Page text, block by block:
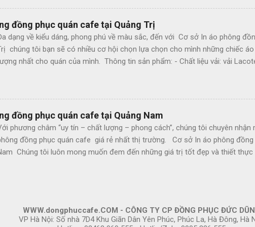
phai màu - Cắt hàng kỹ, may đẹp, bền chắc Cơ sở In áo phông đồng
các loại áo phông đồng phục quán cafe chúng tôi còn cung cấp thêm
Mũ bếp - Mũ lưỡi trai - Tạp dề - Khăn bàn Cơ sở In áo phông đồng phục
của chúng tôi khẳng định: - Luôn đi đầu về chất lượng. - Giá cả cạnh tranh
đơn hàng. - Đội ngũ nhân viên tư vấn chuyên nghiệp. - Luôn có nhữ...
đồng phục quán cafe tại Quảng Trị
dạng về kiểu dáng, phong phú về màu sắc, đến với Cơ sở In áo phông
chúng tôi bạn sẽ có nhiều cơ hội chọn lựa chọn cho mình những chiếc
nhất cho quán của mình. Thông tin sản phẩm: - Chất liệu vải: vải
- Hình thức cắt may: may đo, theo size - Dáng rộng vừa, có nhiều size lựa
- Cắt hàng kỹ, may đẹp, bền chắc Cơ sở In áo phông đồng phục quán
áo phông đồng phục quán cafe chúng tôi còn cung cấp thêm các sản
Mũ lưỡi trai - Tạp dề - Khăn bàn Cơ sở In áo phông đồng phục quán cafe tại
cầu, vui lòng liên hệ, chúng tôi sẽ tới tận nơi gặp gỡ, tư vấn và thiết kế mẫu
hợp với ngành nghề và xu hướng thời trang hiện đại.
đồng phục quán cafe tại Quảng Nam
phương châm “uy tín – chất lượng – phong cách”, chúng tôi chuyên
đồng phục quán cafe giá rẻ nhất thị trường. Cơ sở In áo phông đồng
Chúng tôi luôn mong muốn đem đến những giá trị tốt đẹp và thiết thực
sấu 65/35 co giãn 4 chiều - Tính chất: Thấm mồ hôi, thoáng mát - Màu sắc:
Quảng Nam Ngoài các loại áo phông đồng phục quán cafe chúng tôi còn
đồng phục: - Mũ bếp - Mũ lưỡi trai - Tạp dề - Khăn bàn Cơ sở In áo phông
WWW.dongphuccafe.COM - CÔNG TY CP ĐỒNG PHỤC ĐỨC
VP Hà Nội: Số nhà 7D4 Khu Giãn Dân Yên Phúc, Phúc La, Hà Đông, Hà